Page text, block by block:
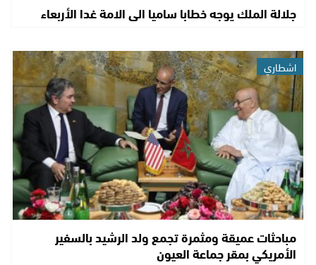
جلالة الملك يوجه خطابا ساميا الى الامة غدا الأربعاء
اشطاري
مباحثات عميقة ومثمرة تجمع ولد الرشيد بالسفير
الأمريكي بمقر جماعة العيون